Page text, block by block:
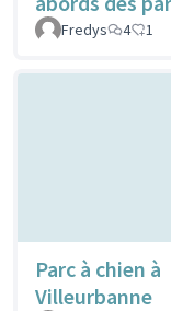
Fredys
4 1
Parc à chien à
Villeurbanne